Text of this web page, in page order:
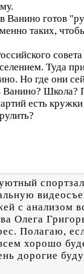
Ванино готов
таких,
Туда
Но где они
Ванино? Школа?
есть
с анализом
Олега
Полагаю,
хорошо
дорогие